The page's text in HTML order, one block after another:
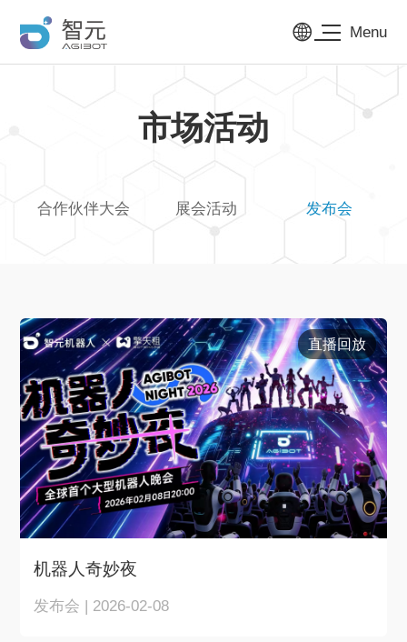
Menu
市场活动
合作伙伴大会 展会活动 发布会
直播回放
机器人奇妙夜
发布会 | 2026-02-08